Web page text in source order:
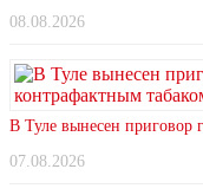
08.08.2026
В Туле вынесен приговор
07.08.2026